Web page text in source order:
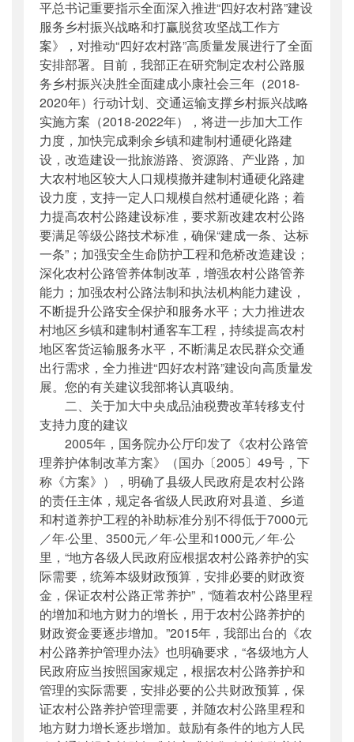
平总书记重要指示全面深入推进“四好农村路”建设
服务乡村振兴战略和打赢脱贫攻坚战工作方
案》，对推动“四好农村路”高质量发展进行了全面
安排部署。目前，我部正在研究制定农村公路服
务乡村振兴决胜全面建成小康社会三年（2018-
2020年）行动计划、交通运输支撑乡村振兴战略
实施方案（2018-2022年），将进一步加大工作
力度，加快完成剩余乡镇和建制村通硬化路建
设，改造建设一批旅游路、资源路、产业路，加
大农村地区较大人口规模撤并建制村通硬化路建
设力度，支持一定人口规模自然村通硬化路；着
力提高农村公路建设标准，要求新改建农村公路
要满足等级公路技术标准，确保“建成一条、达标
一条”；加强安全生命防护工程和危桥改造建设；
深化农村公路管养体制改革，增强农村公路管养
能力；加强农村公路法制和执法机构能力建设，
不断提升公路安全保护和服务水平；大力推进农
村地区乡镇和建制村通客车工程，持续提高农村
地区客货运输服务水平，不断满足农民群众交通
出行需求，全力推进“四好农村路”建设向高质量发
展。您的有关建议我部将认真吸纳。
二、关于加大中央成品油税费改革转移支付
支持力度的建议
2005年，国务院办公厅印发了《农村公路管
理养护体制改革方案》（国办〔2005〕49号，下
称《方案》），明确了县级人民政府是农村公路
的责任主体，规定各省级人民政府对县道、乡道
和村道养护工程的补助标准分别不得低于7000元
／年·公里、3500元／年·公里和1000元／年·公
里，“地方各级人民政府应根据农村公路养护的实
际需要，统筹本级财政预算，安排必要的财政资
金，保证农村公路正常养护”，“随着农村公路里程
的增加和地方财力的增长，用于农村公路养护的
财政资金要逐步增加。”2015年，我部出台的《农
村公路养护管理办法》也明确要求，“各级地方人
民政府应当按照国家规定，根据农村公路养护和
管理的实际需要，安排必要的公共财政预算，保
证农村公路养护管理需要，并随农村公路里程和
地方财力增长逐步增加。鼓励有条件的地方人民